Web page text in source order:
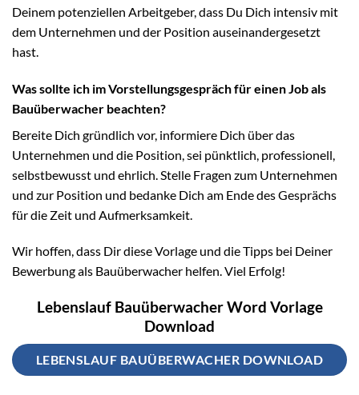
Deinem potenziellen Arbeitgeber, dass Du Dich intensiv mit
dem Unternehmen und der Position auseinandergesetzt
hast.
Was sollte ich im Vorstellungsgespräch für einen Job als
Bauüberwacher beachten?
Bereite Dich gründlich vor, informiere Dich über das
Unternehmen und die Position, sei pünktlich, professionell,
selbstbewusst und ehrlich. Stelle Fragen zum Unternehmen
und zur Position und bedanke Dich am Ende des Gesprächs
für die Zeit und Aufmerksamkeit.
Wir hoffen, dass Dir diese Vorlage und die Tipps bei Deiner
Bewerbung als Bauüberwacher helfen. Viel Erfolg!
Lebenslauf Bauüberwacher Word Vorlage
Download
LEBENSLAUF BAUÜBERWACHER DOWNLOAD